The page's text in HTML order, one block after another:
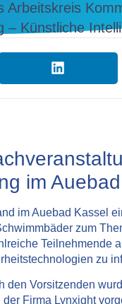
Arbeitskreis
– Künstliche
im
imAuebad Kassel
zum
Teilnehmende
zu
den Vorsitzenden
der Firma Lynxight